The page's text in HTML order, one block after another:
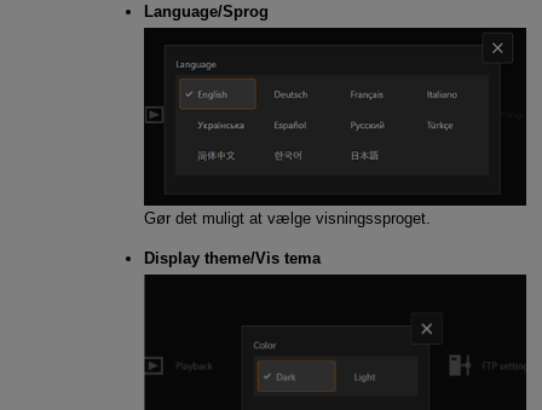
Language/Sprog
Gør det muligt at vælge visningssproget.
Display theme/Vis tema